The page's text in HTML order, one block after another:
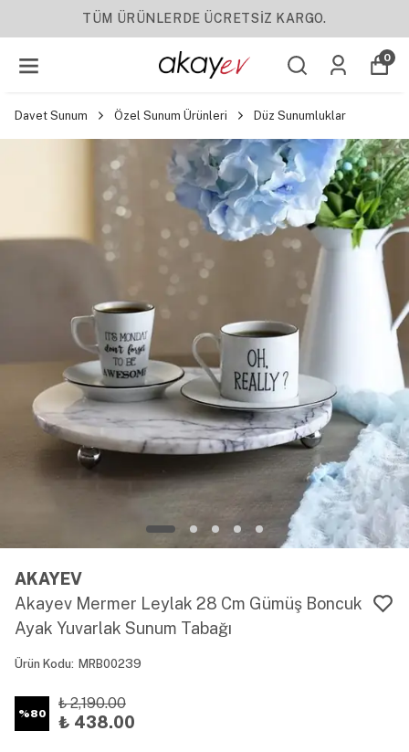
YENI SEZON ÜRÜNLER
0
Davet Sunum Özel Sunum Ürünleri Düz Sunumluklar
AKAYEV
Akayev Mermer Leylak 28 Cm Gümüş Boncuk
Ayak Yuvarlak Sunum Tabağı
Ürün Kodu: MRB00239
%80
₺ 2,190.00
₺ 438.00